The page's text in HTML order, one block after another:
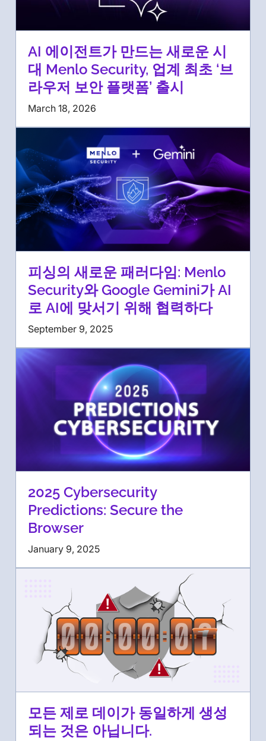
AI 에이전트가 만드는 새로운 시
대 Menlo Security, 업계 최초 ‘브
라우저 보안 플랫폼’ 출시
March 18, 2026
피싱의 새로운 패러다임: Menlo
Security와 Google Gemini가 AI
로 AI에 맞서기 위해 협력하다
September 9, 2025
2025 Cybersecurity
Predictions: Secure the
Browser
January 9, 2025
모든 제로 데이가 동일하게 생성
되는 것은 아닙니다.